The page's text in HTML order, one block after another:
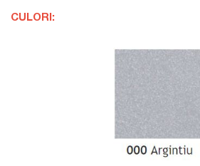
CULORI: